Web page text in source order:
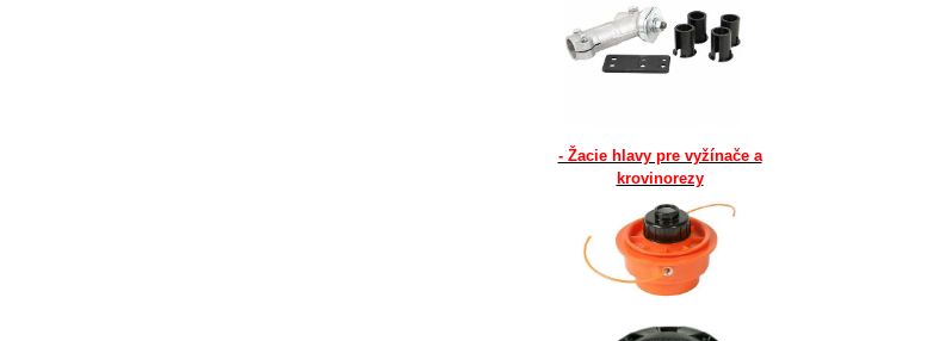
- Žacie hlavy pre vyžínače a
krovinorezy